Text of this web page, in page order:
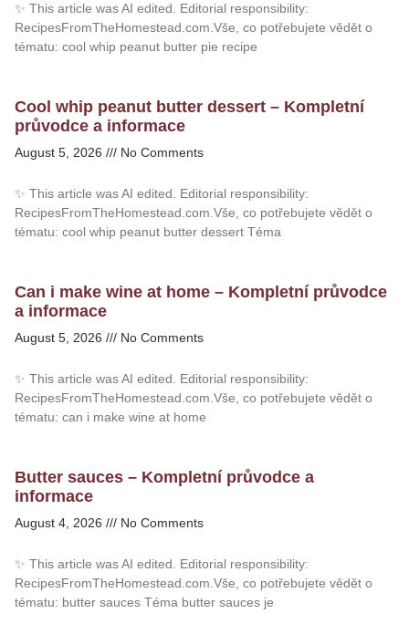
✨ This article was AI edited. Editorial responsibility:
RecipesFromTheHomestead.com.Vše, co potřebujete vědět o
tématu: cool whip peanut butter pie recipe
Cool whip peanut butter dessert – Kompletní
průvodce a informace
August 5, 2026 No Comments
✨ This article was AI edited. Editorial responsibility:
RecipesFromTheHomestead.com.Vše, co potřebujete vědět o
tématu: cool whip peanut butter dessert Téma
Can i make wine at home – Kompletní průvodce
a informace
August 5, 2026 No Comments
✨ This article was AI edited. Editorial responsibility:
RecipesFromTheHomestead.com.Vše, co potřebujete vědět o
tématu: can i make wine at home
Butter sauces – Kompletní průvodce a
informace
August 4, 2026 No Comments
✨ This article was AI edited. Editorial responsibility:
RecipesFromTheHomestead.com.Vše, co potřebujete vědět o
tématu: butter sauces Téma butter sauces je